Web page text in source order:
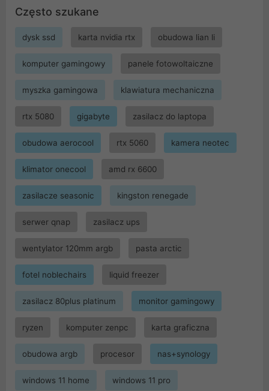
Często szukane
dysk ssd karta nvidia rtx obudowa lian li
komputer gamingowy panele fotowoltaiczne
myszka gamingowa klawiatura mechaniczna
rtx 5080 gigabyte zasilacz do laptopa
obudowa aerocool rtx 5060 kamera neotec
klimator onecool amd rx 6600
zasilacze seasonic kingston renegade
serwer qnap zasilacz ups
wentylator 120mm argb pasta arctic
fotel noblechairs liquid freezer
zasilacz 80plus platinum monitor gamingowy
ryzen komputer zenpc karta graficzna
obudowa argb procesor nas+synology
windows 11 home windows 11 pro